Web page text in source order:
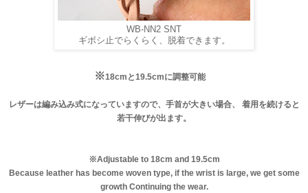
WB-NN2 SNT
ギボシ止でらくらく、脱着できます。
※18cmと19.5cmに調整可能
レザーは編み込み式になっていますので、手首が大きい場合、 着用を続けると
若干伸びが出ます。
※Adjustable to 18cm and 19.5cm
Because leather has become woven type, if the wrist is large, we get some
growth Continuing the wear.